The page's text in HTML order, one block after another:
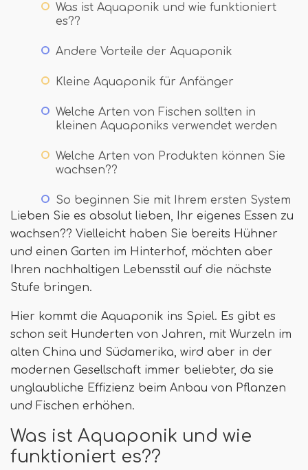
Was ist Aquaponik und wie funktioniert
es??
Andere Vorteile der Aquaponik
Kleine Aquaponik für Anfänger
Welche Arten von Fischen sollten in
kleinen Aquaponiks verwendet werden
Welche Arten von Produkten können Sie
wachsen??
So beginnen Sie mit Ihrem ersten System
Lieben Sie es absolut lieben, Ihr eigenes Essen zu
wachsen?? Vielleicht haben Sie bereits Hühner
und einen Garten im Hinterhof, möchten aber
Ihren nachhaltigen Lebensstil auf die nächste
Stufe bringen.
Hier kommt die Aquaponik ins Spiel. Es gibt es
schon seit Hunderten von Jahren, mit Wurzeln im
alten China und Südamerika, wird aber in der
modernen Gesellschaft immer beliebter, da sie
unglaubliche Effizienz beim Anbau von Pflanzen
und Fischen erhöhen.
Was ist Aquaponik und wie
funktioniert es??